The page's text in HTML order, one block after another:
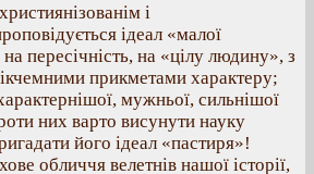
і
ідеал «малої
пересічність, на «цілу людину», з
прикметами характеру;
мужньої, сильнішої
них варто висунути науку
його ідеал «пастиря»!
обличчя велетнів нашої історії,